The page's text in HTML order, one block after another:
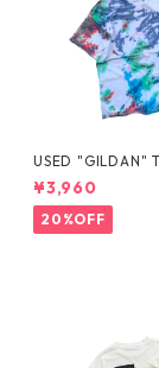
USED "GILDAN"
E
¥3,960
20%OFF